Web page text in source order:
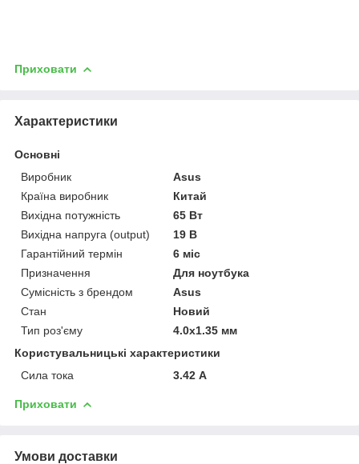
Приховати
Характеристики
Основні
Виробник
Asus
Країна виробник
Китай
Вихідна потужність
65 Вт
Вихідна напруга (output)
19 В
Гарантійний термін
6 міс
Призначення
Для ноутбука
Сумісність з брендом
Asus
Стан
Новий
Тип роз'єму
4.0x1.35 мм
Користувальницькі характеристики
Сила тока
3.42 А
Приховати
Умови доставки